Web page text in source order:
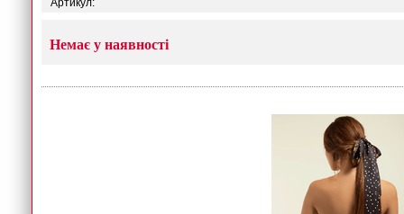
Артикул:
Немає у наявності